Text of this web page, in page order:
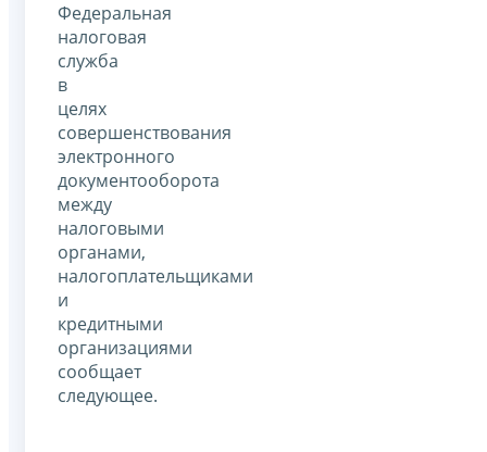
Федеральная
налоговая
служба
в
целях
совершенствования
электронного
документооборота
между
налоговыми
органами,
налогоплательщиками
и
кредитными
организациями
сообщает
следующее.